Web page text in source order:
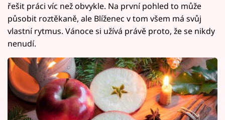
řešit práci víc než obvykle. Na první pohled to může
působit roztěkaně, ale Blíženec v tom všem má svůj
vlastní rytmus. Vánoce si užívá právě proto, že se nikdy
nenudí.